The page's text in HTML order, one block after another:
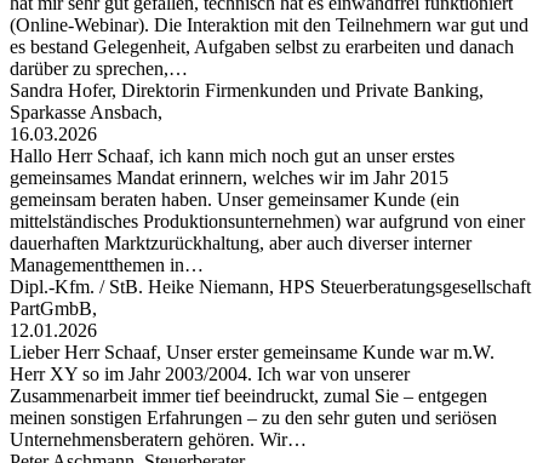
(Online-Webinar). Die Interaktion mit den Teilnehmern war gut und
es bestand Gelegenheit, Aufgaben selbst zu erarbeiten und danach
darüber zu sprechen,…
Sandra Hofer, Direktorin Firmenkunden und Private Banking,
Sparkasse Ansbach,
16.03.2026
Hallo Herr Schaaf, ich kann mich noch gut an unser erstes
gemeinsames Mandat erinnern, welches wir im Jahr 2015
gemeinsam beraten haben. Unser gemeinsamer Kunde (ein
mittelständisches Produktionsunternehmen) war aufgrund von einer
dauerhaften Marktzurückhaltung, aber auch diverser interner
Managementthemen in…
Dipl.-Kfm. / StB. Heike Niemann, HPS Steuerberatungsgesellschaft
PartGmbB,
12.01.2026
Lieber Herr Schaaf, Unser erster gemeinsame Kunde war m.W.
Herr XY so im Jahr 2003/2004. Ich war von unserer
Zusammenarbeit immer tief beeindruckt, zumal Sie – entgegen
meinen sonstigen Erfahrungen – zu den sehr guten und seriösen
Unternehmensberatern gehören. Wir…